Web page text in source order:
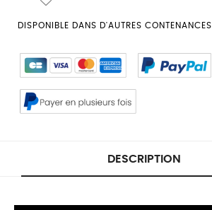
DISPONIBLE DANS D'AUTRES CONTENANCES
DESCRIPTION